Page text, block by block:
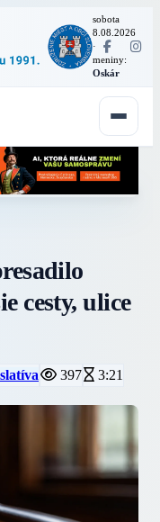
sobota
8.08.2026
·
meniny:
Oskár
cesty, ulice
397 3:21